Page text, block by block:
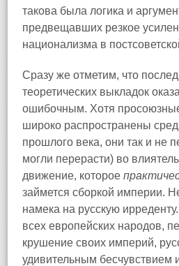
такова была логика и
предвещавших резкое
национализма в
Сразу же отметим, что
теоретических выкладок
ошибочным. Хотя
широко распространены
прошлого века, они так и не
могли перерасти) во
движение, которое
займется сборкой империи.
намека на русскую
всех европейских народов,
крушение своих империй,
удивительным бесчувствием